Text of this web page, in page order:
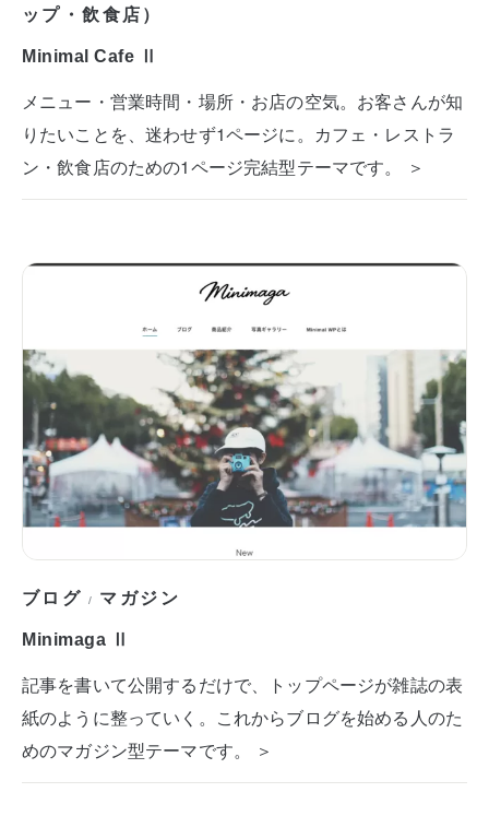
ップ・飲食店）
Minimal Cafe Ⅱ
メニュー・営業時間・場所・お店の空気。お客さんが知
りたいことを、迷わせず1ページに。カフェ・レストラ
ン・飲食店のための1ページ完結型テーマです。 ＞
ブログ / マガジン
Minimaga Ⅱ
記事を書いて公開するだけで、トップページが雑誌の表
紙のように整っていく。これからブログを始める人のた
めのマガジン型テーマです。 ＞